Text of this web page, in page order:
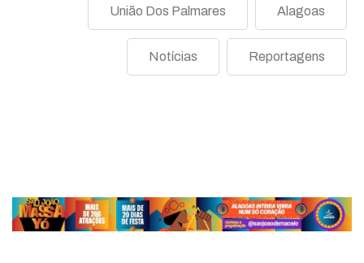
União Dos Palmares Alagoas
Notícias Reportagens